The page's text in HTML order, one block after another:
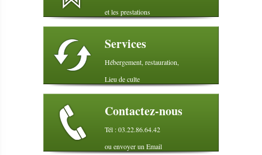
et les prestations
Services
Hébergement, restauration,
Lieu de culte
Contactez-nous
Tél : 03.22.86.64.42
ou envoyer un Email